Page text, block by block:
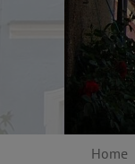
Home